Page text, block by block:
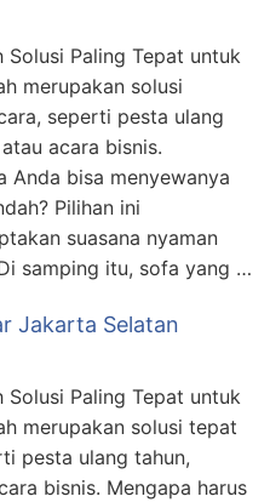
Solusi Paling Tepat untuk
merupakan solusi
seperti pesta ulang
acara bisnis.
Anda bisa menyewanya
Pilihan ini
suasana nyaman
samping itu, sofa yang …
Jakarta Selatan
Solusi Paling Tepat untuk
merupakan solusi tepat
pesta ulang tahun,
bisnis. Mengapa harus